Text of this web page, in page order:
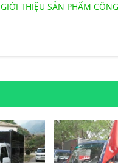
GIỚI THIỆU SẢN PHẨM